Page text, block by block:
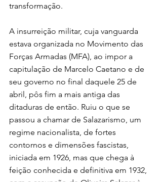
transformação.
A insurreição militar, cuja vanguarda
estava organizada no Movimento das
Forças Armadas (MFA), ao impor a
capitulação de Marcelo Caetano e de
seu governo no final daquele 25 de
abril, pôs fim a mais antiga das
ditaduras de então. Ruiu o que se
passou a chamar de Salazarismo, um
regime nacionalista, de fortes
contornos e dimensões fascistas,
iniciada em 1926, mas que chega à
feição conhecida e definitiva em 1932,